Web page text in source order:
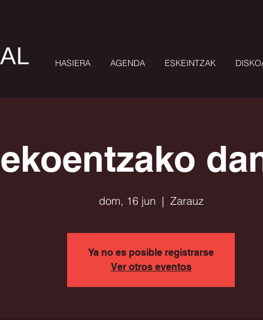
HASIERA AGENDA ESKEINTZAK
dom, 16 jun
  |
Zarauz
Ya no es posible registrarse
Ver otros eventos